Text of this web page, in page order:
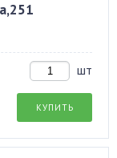
шт
КУПИТЬ